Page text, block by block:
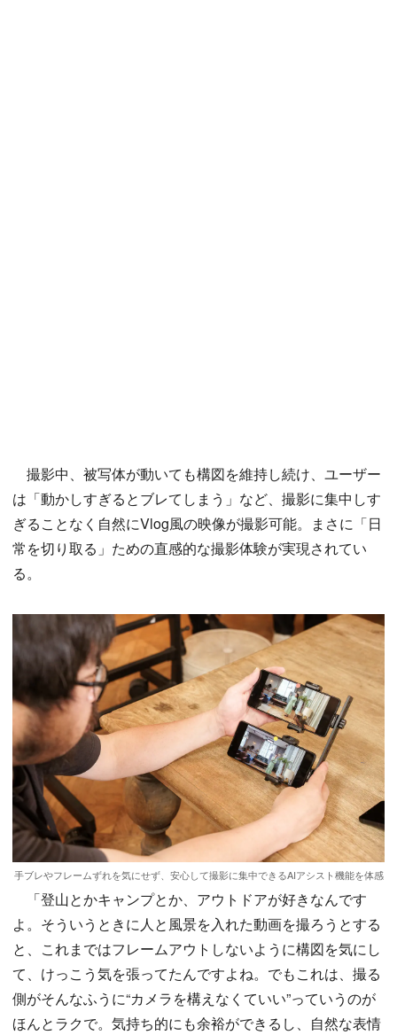
撮影中、被写体が動いても構図を維持し続け、ユーザー
は「動かしすぎるとブレてしまう」など、撮影に集中しす
ぎることなく自然にVlog風の映像が撮影可能。まさに「日
常を切り取る」ための直感的な撮影体験が実現されてい
る。
手ブレやフレームずれを気にせず、安心して撮影に集中できるAIアシスト機能を体感
「登山とかキャンプとか、アウトドアが好きなんです
よ。そういうときに人と風景を入れた動画を撮ろうとする
と、これまではフレームアウトしないように構図を気にし
て、けっこう気を張ってたんですよね。でもこれは、撮る
側がそんなふうに“カメラを構えなくていい”っていうのが
ほんとラクで。気持ち的にも余裕ができるし、自然な表情